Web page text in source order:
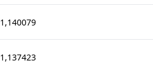
1,140079
1,137423